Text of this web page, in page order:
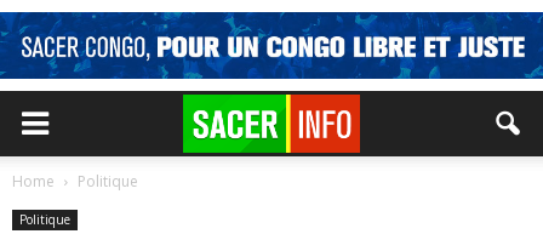
Home Politique
Politique